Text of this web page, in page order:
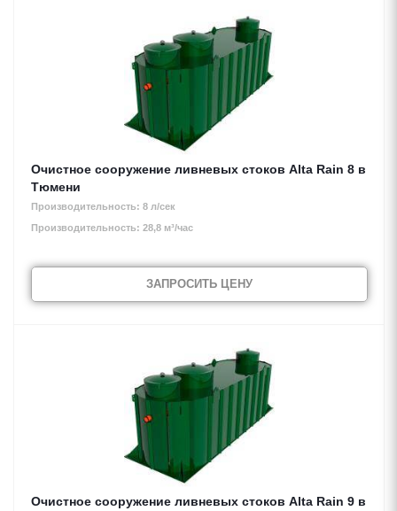
Очистное сооружение ливневых стоков Alta Rain 8 в
Тюмени
Производительность: 8 л/сек
Производительность: 28,8 м³/час
ЗАПРОСИТЬ ЦЕНУ
Очистное сооружение ливневых стоков Alta Rain 9 в